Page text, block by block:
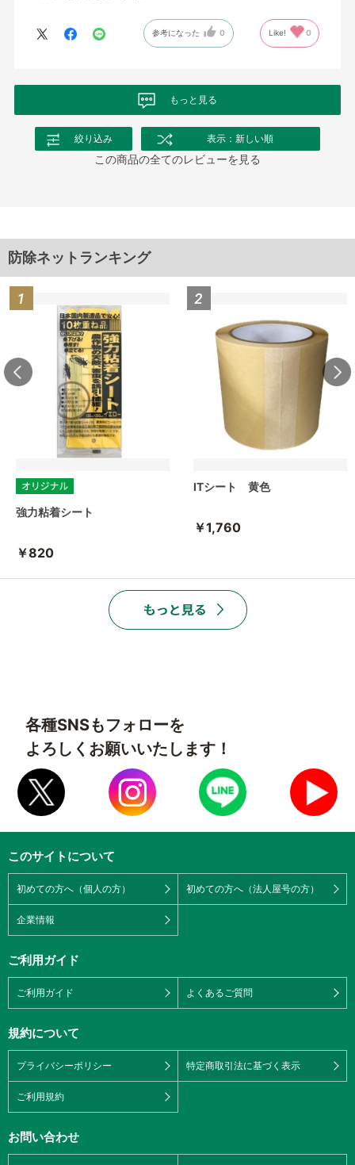
参考になった 0 Like! 0
もっと見る
絞り込み 表示：新しい順
この商品の全てのレビューを見る
防除ネットランキング
強力粘着シート
￥820
ITシート 黄色
￥1,760
各種SNSもフォローを
よろしくお願いいたします！
このサイトについて
初めての方へ（個人の方） 初めての方へ（法人屋号の方）
企業情報
ご利用ガイド
ご利用ガイド よくあるご質問
規約について
プライバシーポリシー 特定商取引法に基づく表示
ご利用規約
お問い合わせ